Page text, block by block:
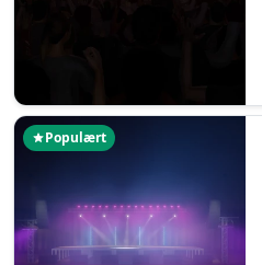
Populært